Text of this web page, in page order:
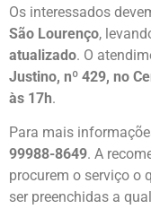
Os interessados
São Lourenço,
atualizado. O
Justino, nº 429, no
às 17h.
Para mais
99988-8649. A
procurem o serviço o
ser preenchidas a